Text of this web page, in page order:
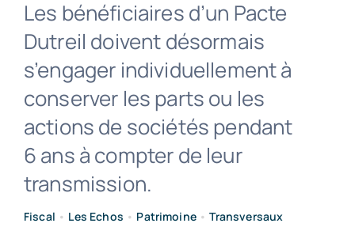
Actualités
Carrière
Contact
Les bénéficiaires d’un Pacte
Dutreil doivent désormais
s’engager individuellement à
conserver les parts ou les
actions de sociétés pendant
6 ans à compter de leur
transmission.
Fiscal • Les Echos • Patrimoine•Transversaux